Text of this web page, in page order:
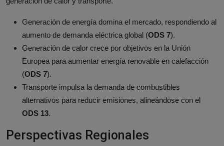
Generación de energía domina el mercado, respondiendo al
aumento de demanda eléctrica global (ODS 7).
Generación de calor crece por objetivos en la Unión
Europea para aumentar energía renovable en calefacción
(ODS 7).
Transporte impulsa la demanda de combustibles
alternativos para reducir emisiones, alineándose con el
ODS 13.
Perspectivas Regionales